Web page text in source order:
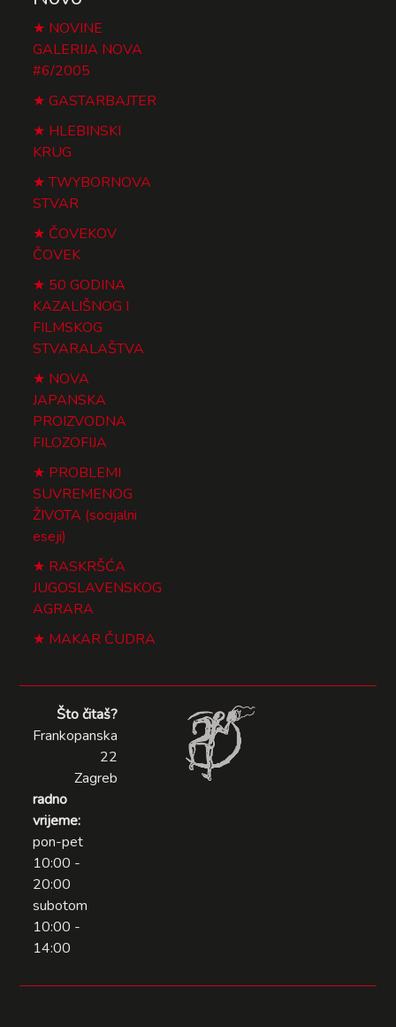
NOVINE
GALERIJA NOVA
#6/2005
GASTARBAJTER
HLEBINSKI
KRUG
TWYBORNOVA
STVAR
ČOVEKOV
ČOVEK
50 GODINA
KAZALIŠNOG I
FILMSKOG
STVARALAŠTVA
NOVA
JAPANSKA
PROIZVODNA
FILOZOFIJA
PROBLEMI
SUVREMENOG
ŽIVOTA (socijalni
eseji)
RASKRŠĆA
JUGOSLAVENSKOG
AGRARA
MAKAR ČUDRA
Što čitaš?
Frankopanska
22
Zagreb
radno
vrijeme:
pon-pet
10:00 -
20:00
subotom
10:00 -
14:00